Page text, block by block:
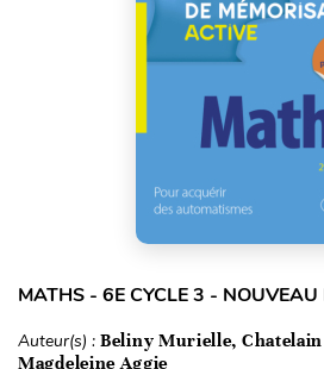
MATHS - 6E CYCLE 3 - NOUVEAU
Auteur(s) : Beliny Murielle,
Magdeleine Aggie